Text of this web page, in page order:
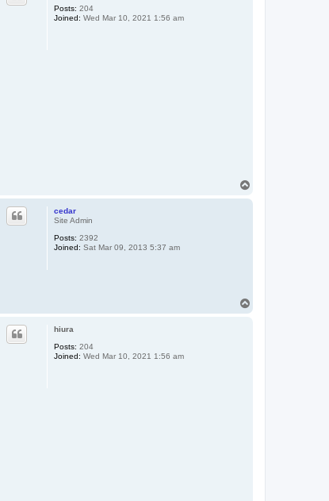
Posts: 204
Joined: Wed Mar 10, 2021 1:56 am
cedar
Site Admin
Posts: 2392
Joined: Sat Mar 09, 2013 5:37 am
hiura
Posts: 204
Joined: Wed Mar 10, 2021 1:56 am